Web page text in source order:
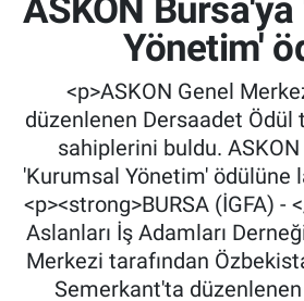
ASKON
Yönetim'
<p>ASKON Genel
düzenlenen Dersaadet
sahiplerini buldu.
'Kurumsal Yönetim' ödülüne
<p><strong>BURSA (İGFA) -
Aslanları İş Adamları
Merkezi tarafından
Semerkant'ta
EKONOMİ
SAĞLIK
ASTROLOJİ
BLOG
Süper Lig Puan Durumu ve
Tüm Manşetler
Son Dakika Haberleri
Haber Arşivi